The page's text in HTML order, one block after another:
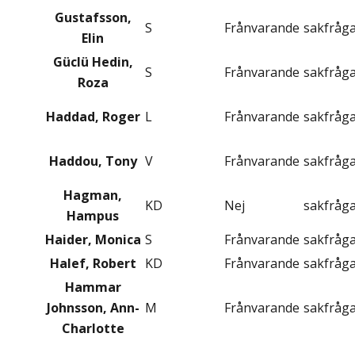
Gustafsson,
Elin
S Frånvarande
Güclü Hedin,
Roza
S Frånvarande
Haddad, Roger L Frånvarande
Haddou, Tony V Frånvarande
Hagman,
Hampus
KD Nej
Haider, Monica S Frånvarande
Halef, Robert KD Frånvarande
Hammar
Johnsson, Ann-
Charlotte
M Frånvarande